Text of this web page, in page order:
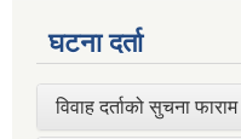
घटना दर्ता
विवाह दर्ताको सुचना फाराम